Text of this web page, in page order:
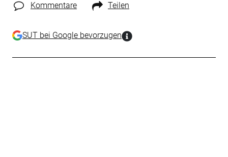
Kommentare Teilen
SUT bei Google bevorzugen